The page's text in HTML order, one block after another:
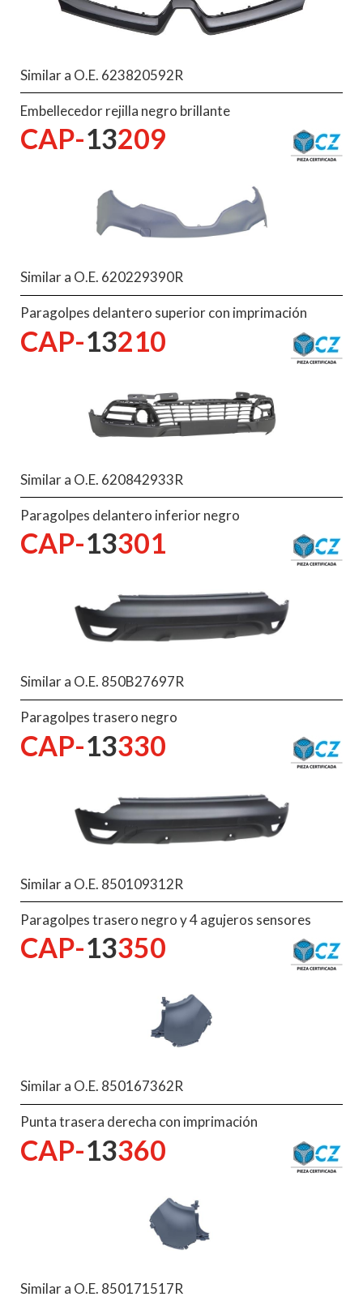
Similar a O.E. 623820592R
Embellecedor rejilla negro brillante
CAP-13209
Similar a O.E. 620229390R
Paragolpes delantero superior con imprimación
CAP-13210
Similar a O.E. 620842933R
Paragolpes delantero inferior negro
CAP-13301
Similar a O.E. 850B27697R
Paragolpes trasero negro
CAP-13330
Similar a O.E. 850109312R
Paragolpes trasero negro y 4 agujeros sensores
CAP-13350
Similar a O.E. 850167362R
Punta trasera derecha con imprimación
CAP-13360
Similar a O.E. 850171517R